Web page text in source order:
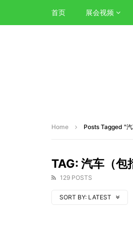
首页 展会视频
Home Posts Tagged "
TAG: 汽车（包
129 POSTS
SORT BY: LATEST